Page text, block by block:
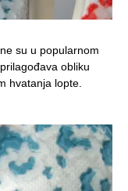
su u popularnom
obliku
hvatanja lopte.